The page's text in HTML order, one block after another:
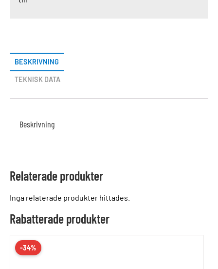
BESKRIVNING
TEKNISK DATA
Beskrivning
Relaterade produkter
Inga relaterade produkter hittades.
Rabatterade produkter
-34%